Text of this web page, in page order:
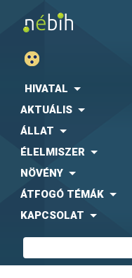
HIVATAL
AKTUÁLIS
ÁLLAT
ÉLELMISZER
NÖVÉNY
ÁTFOGÓ TÉMÁK
KAPCSOLAT